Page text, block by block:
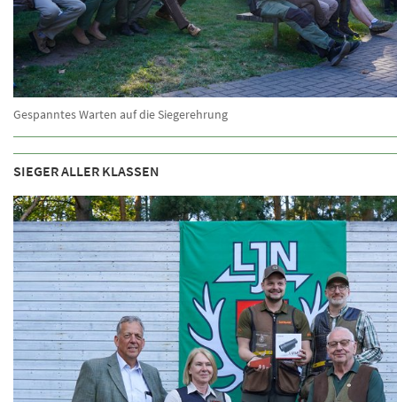
Gespanntes Warten auf die Siegerehrung
SIEGER ALLER KLASSEN